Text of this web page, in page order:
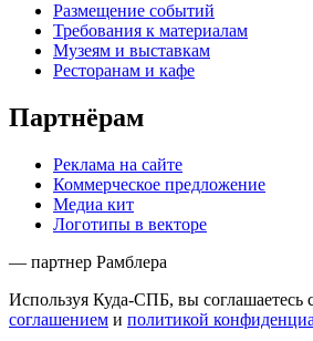
Размещение событий
Требования к материалам
Музеям и выставкам
Ресторанам и кафе
Партнёрам
Реклама на сайте
Коммерческое предложение
Медиа кит
Логотипы в векторе
— партнер Рамблера
Используя Куда-СПБ, вы соглашаетесь
соглашением и политикой